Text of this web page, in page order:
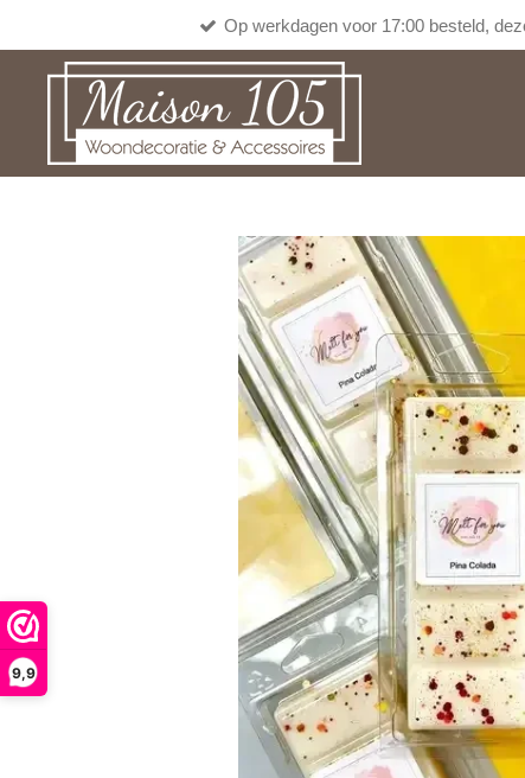
9,9
hoofdinhoud
Op werkdagen voor 17:00 besteld,